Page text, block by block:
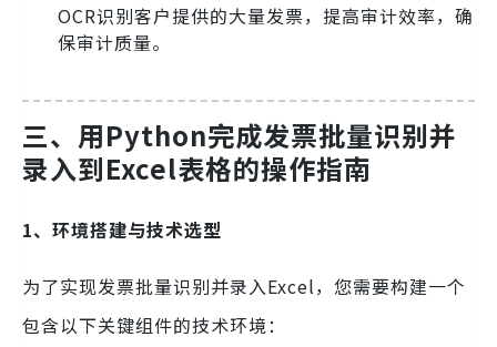
OCR识别客户提供的大量发票，提高审计效率，确
保审计质量。
三、用Python完成发票批量识别并
录入到Excel表格的操作指南
1、环境搭建与技术选型
为了实现发票批量识别并录入Excel，您需要构建一个
包含以下关键组件的技术环境：